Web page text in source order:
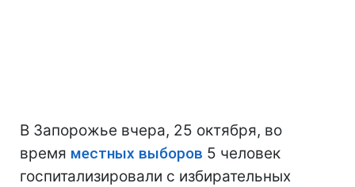
В Запорожье вчера, 25 октября, во
время местных выборов 5 человек
госпитализировали с избирательных